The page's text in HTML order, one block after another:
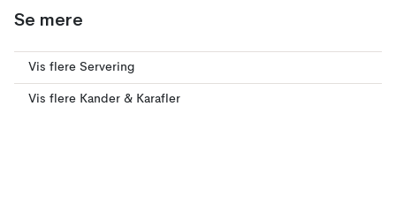
Se mere
Vis flere Servering
Vis flere Kander & Karafler